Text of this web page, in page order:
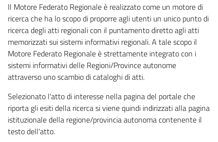
Il Motore Federato Regionale è realizzato come un motore di
ricerca che ha lo scopo di proporre agli utenti un unico punto di
ricerca degli atti regionali con il puntamento diretto agli atti
memorizzati sui sistemi informativi regionali. A tale scopo il
Motore Federato Regionale è strettamente integrato con i
sistemi informativi delle Regioni/Province autonome
attraverso uno scambio di cataloghi di atti.
Selezionato l'atto di interesse nella pagina del portale che
riporta gli esiti della ricerca si viene quindi indirizzati alla pagina
istituzionale della regione/provincia autonoma contenente il
testo dell'atto.